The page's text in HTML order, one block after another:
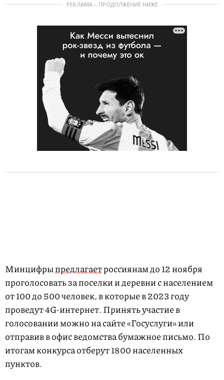
РЕКЛАМА – ПРОДОЛЖЕНИЕ НИЖЕ
Минцифрыпредлагаетроссиянам до 12 ноября
проголосовать за поселки и деревни с населением
от 100 до 500 человек, в которые в 2023 году
проведут 4G-интернет. Принять участие в
голосовании можно на сайте «Госуслуги» или
отправив в офис ведомства бумажное письмо. По
итогам конкурса отберут 1800 населенных
пунктов.